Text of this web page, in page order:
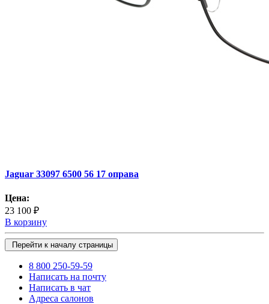
Jaguar 33097 6500 56 17 оправа
Цена:
23 100 ₽
В корзину
Перейти к началу страницы
8 800 250-59-59
Написать на почту
Написать в чат
Адреса салонов